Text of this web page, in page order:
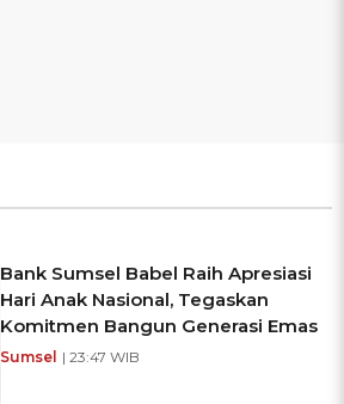
Bank Sumsel Babel Raih Apresiasi
Hari Anak Nasional, Tegaskan
Komitmen Bangun Generasi Emas
Sumsel | 23:47 WIB